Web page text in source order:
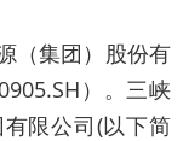
（集团）股份有
）。三峡
限公司(以下简